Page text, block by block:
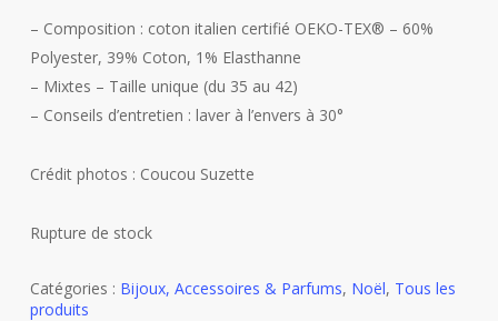
– Composition : coton italien certifié OEKO-TEX®️ – 60%
Polyester, 39% Coton, 1% Elasthanne
– Mixtes – Taille unique (du 35 au 42)
– Conseils d’entretien : laver à l’envers à 30°
Crédit photos : Coucou Suzette
Rupture de stock
Catégories : Bijoux, Accessoires & Parfums, Noël, Tous les
produits